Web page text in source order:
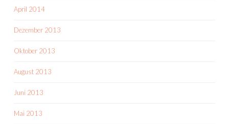
April 2014
Dezember 2013
Oktober 2013
August 2013
Juni 2013
Mai 2013